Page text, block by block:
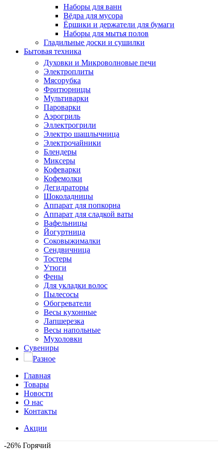
Наборы для ванн
Вёдра для мусора
Ёршики и держатели для бумаги
Наборы для мытья полов
Гладильные доски и сушилки
Бытовая техника
Духовки и Микроволновые печи
Электроплиты
Мясорубка
Фритюрницы
Мультиварки
Пароварки
Аэрогриль
Эллектрогрили
Электро шашлычница
Электрочайники
Блендеры
Миксеры
Кофеварки
Кофемолки
Дегидраторы
Шоколадницы
Аппарат для попкорна
Аппарат для сладкой ваты
Вафельницы
Йогуртница
Соковыжималки
Сендвичница
Тостеры
Утюги
Фены
Для укладки волос
Пылесосы
Обогреватели
Весы кухонные
Лапшерезка
Весы напольные
Мухоловки
Сувениры
Разное
Главная
Товары
Новости
О нас
Контакты
Акции
-26% Горячий